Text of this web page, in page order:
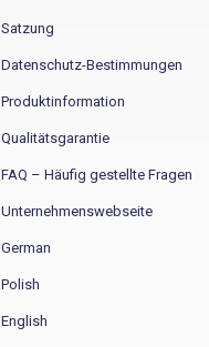
Satzung
Datenschutz-Bestimmungen
Produktinformation
Qualitätsgarantie
FAQ – Häufig gestellte Fragen
Unternehmenswebseite
German
Polish
English